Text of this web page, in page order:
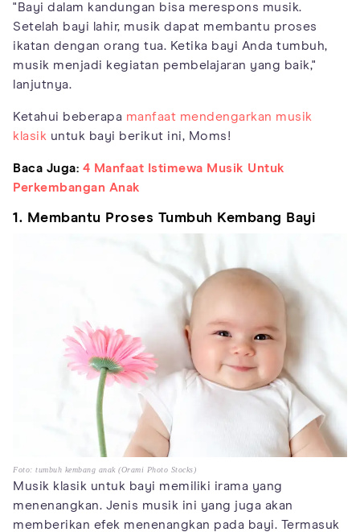
"Bayi dalam kandungan bisa merespons musik.
Setelah bayi lahir, musik dapat membantu proses
ikatan dengan orang tua. Ketika bayi Anda tumbuh,
musik menjadi kegiatan pembelajaran yang baik,"
lanjutnya.
Ketahui beberapa manfaat mendengarkan musik
klasik untuk bayi berikut ini, Moms!
Baca Juga: 4 Manfaat Istimewa Musik Untuk
Perkembangan Anak
1. Membantu Proses Tumbuh Kembang Bayi
Foto: tumbuh kembang anak (Orami Photo Stocks)
Musik klasik untuk bayi memiliki irama yang
menenangkan. Jenis musik ini yang juga akan
memberikan efek menenangkan pada bayi. Termasuk